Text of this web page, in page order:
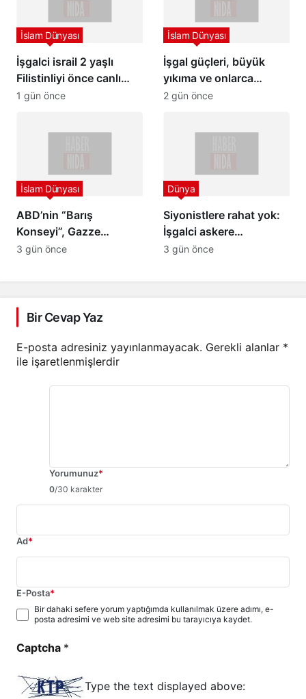
İşgalci israil 2 yaşlı
Filistinliyi önce canlı
kalkan olarak kullandı,
İslam Dünyası
1 gün önce
İşgal güçleri, büyük
yıkıma ve onlarca
kişinin gözaltına alındığı
İslam Dünyası
2 gün önce
ABD’nin “Barış
Konseyi”, Gazze
Şeridi’nin güneyinde ilk
İslam Dünyası
3 gün önce
Siyonistlere rahat yok:
İşgalci askere
Filipinler’de saldırı
Dünya
3 gün önce
Bir Cevap Yaz
E-posta adresiniz yayınlanmayacak. Gerekli alanlar *
ile işaretlenmişlerdir
Yorumunuz*
0/30 karakter
Ad*
E-Posta*
Bir dahaki sefere yorum yaptığımda kullanılmak üzere adımı, e-
posta adresimi ve web site adresimi bu tarayıcıya kaydet.
Captcha *
Type the text displayed above: